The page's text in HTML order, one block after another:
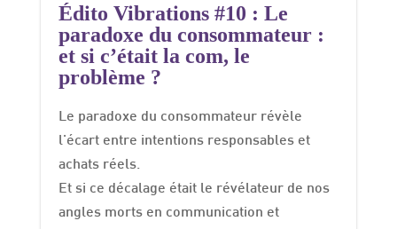
Édito Vibrations #10 : Le
paradoxe du consommateur :
et si c’était la com, le
problème ?
Le paradoxe du consommateur révèle
l'écart entre intentions responsables et
achats réels.
Et si ce décalage était le révélateur de nos
angles morts en communication et